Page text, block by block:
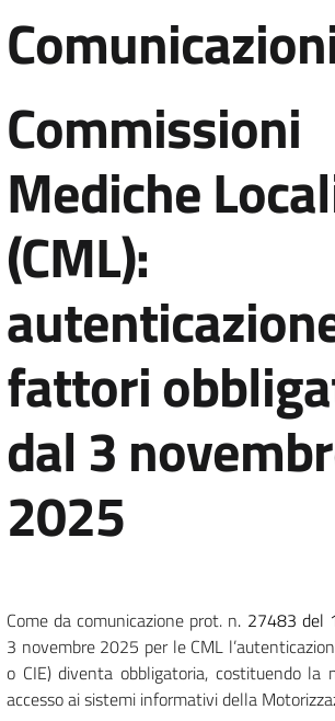
Commissioni
Mediche
(CML):
fattori
dal 3
2025
Come da comunicazione prot. n. 27483 del
3 novembre 2025 per le CML
o CIE) diventa obbligatoria, costituendo la
accesso ai sistemi informativi della